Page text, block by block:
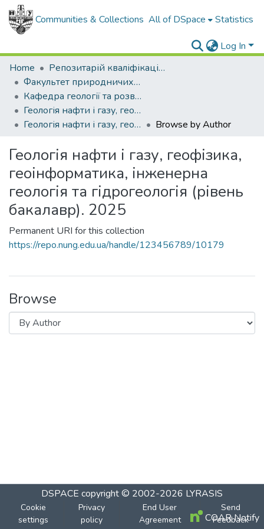
Communities & Collections All of DSpace Statistics
Log In
Home
Репозитарій кваліфікаційних робіт здобувачів вищої освіти
Факультет природничих наук
Кафедра геології та розвідки нафтових і газових родовищ
Геологія нафти і газу, геофізика, геоінформатика, інженерна геологія та гідрогеологія (рівень бакалавр)
Геологія нафти і газу, геофізика, геоінформатика, інженерна геологія та гідрогеологія (рівень бакалавр). 2025
Browse by Author
Геологія нафти і газу, геофізика,
геоінформатика, інженерна
геологія та гідрогеологія (рівень
бакалавр). 2025
Permanent URI for this collection
https://repo.nung.edu.ua/handle/123456789/10179
Browse
DSPACE copyright © 2002-2026 LYRASIS
Cookie
settings
Privacy
policy
End User
Agreement
Send
Feedback
COAR Notify